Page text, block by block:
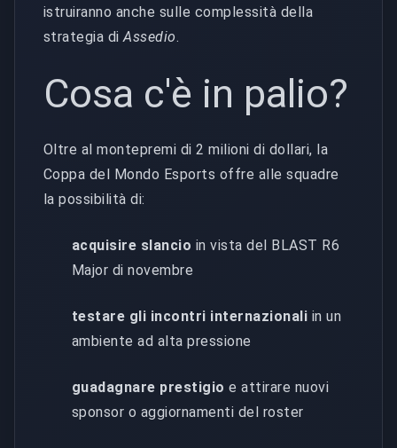
istruiranno anche sulle complessità della
strategia diAssedio.
Cosa c'è in palio?
Oltre al montepremi di 2 milioni di dollari, la
Coppa del Mondo Esports offre alle squadre
la possibilità di:
acquisire slancio in vista del BLAST R6
Major di novembre
testare gli incontri internazionali in un
ambiente ad alta pressione
guadagnare prestigio e attirare nuovi
sponsor o aggiornamenti del roster